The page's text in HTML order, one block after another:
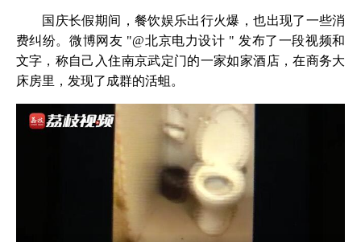
国庆长假期间，餐饮娱乐出行火爆，也出现了一些消
费纠纷。微博网友 "@北京电力设计 " 发布了一段视频和
文字，称自己入住南京武定门的一家如家酒店，在商务大
床房里，发现了成群的活蛆。